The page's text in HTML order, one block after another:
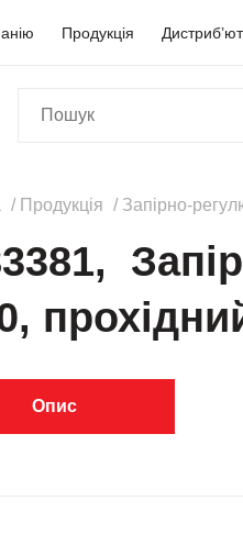
Продукція
Продукція Запірно-
Опис